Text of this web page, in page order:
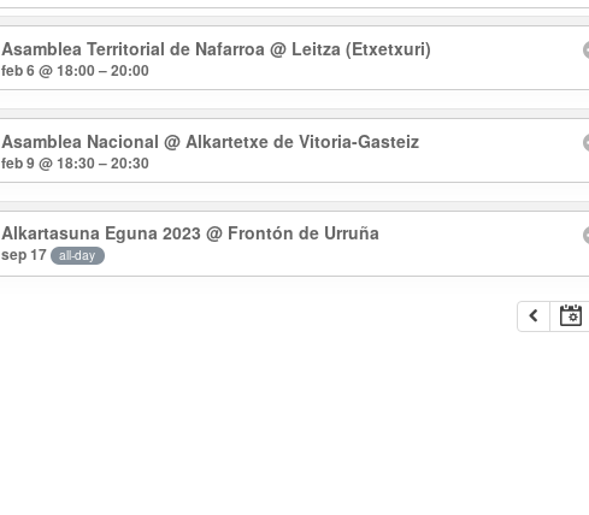
Asamblea Territorial de Nafarroa@ Leitza (Etxetxuri)
feb 6 @ 18:00 – 20:00
Asamblea Nacional@ Alkartetxe de Vitoria-Gasteiz
feb 9 @ 18:30 – 20:30
Alkartasuna Eguna 2023@ Frontón de Urruña
sep 17 all-day